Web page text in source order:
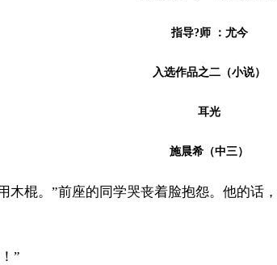
指导?师 ：尤今
入选作品之二（小说）
耳光
施晨希（中三）
木棍。”前座的同学哭丧着脸抱怨。他的话
”